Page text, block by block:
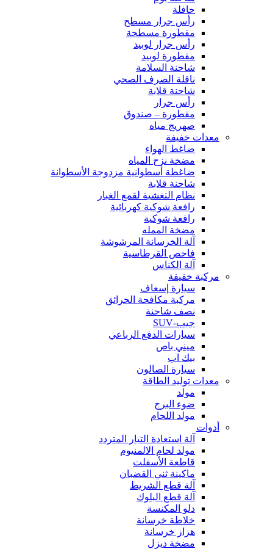
حافلة
رأس جرار مسطح
مقطورة مسطحة
رأس جرار لوبيد
مقطورة لوبيد
شاحنة السلامة
ناقلة الصرف الصحي
شاحنة قلابة
رأس جرار
مقطورة – صندوق
صهريج مياه
معدات خفيفة
ضاغط الهواء
مضخة نزح المياه
ضاغطة أسطوانية مزدوجة الأسطوانة
شاحنة قلابة
نظام التغشية لقمع الغبار
رافعة شوكية كهربائية
رافعة شوكية
مضخة الممله
آلة الخرسانة المرشوشة
فاحص القرطاسية
آلة الكناس
مركبة خفيفة
سيارة إسعاف
مركبة مكافحة الحرائق
نصف شاحنة
جيب-SUV
سيارات الدفع الرباعي
ميني باص
بيك اب
سيارة الصالون
معدات توليد الطاقة
مولد
ضوء البرج
مولد اللحام
أدوات
آلة استعادة التيار المتردد
مولد لحام الالمنيوم
قاطعة الأسفلت
ماكينة ثني القضبان
آلة قطع الشريط
آلة قطع البلوك
دلو المكنسة
خلاطة خرسانة
هزاز خرسانة
مضخة ديزل